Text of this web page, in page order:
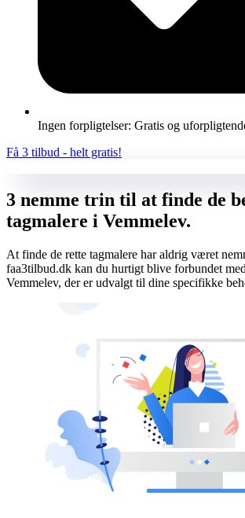
Ingen forpligtelser: Gratis og
Få 3 tilbud - helt gratis!
3 nemme trin til at finde de
tagmalere i Vemmelev.
At finde de rette tagmalere har aldrig været
faa3tilbud.dk kan du hurtigt blive forbundet
Vemmelev, der er udvalgt til dine specifikke